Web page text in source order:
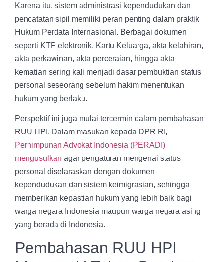
Karena itu, sistem administrasi kependudukan dan
pencatatan sipil memiliki peran penting dalam praktik
Hukum Perdata Internasional. Berbagai dokumen
seperti KTP elektronik, Kartu Keluarga, akta kelahiran,
akta perkawinan, akta perceraian, hingga akta
kematian sering kali menjadi dasar pembuktian status
personal seseorang sebelum hakim menentukan
hukum yang berlaku.
Perspektif ini juga mulai tercermin dalam pembahasan
RUU HPI. Dalam masukan kepada DPR RI,
Perhimpunan Advokat Indonesia (PERADI)
mengusulkan agar pengaturan mengenai status
personal diselaraskan dengan dokumen
kependudukan dan sistem keimigrasian, sehingga
memberikan kepastian hukum yang lebih baik bagi
warga negara Indonesia maupun warga negara asing
yang berada di Indonesia.
Pembahasan RUU HPI